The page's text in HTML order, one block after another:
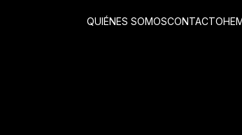
QUIÉNES SOMOSCONTACTO